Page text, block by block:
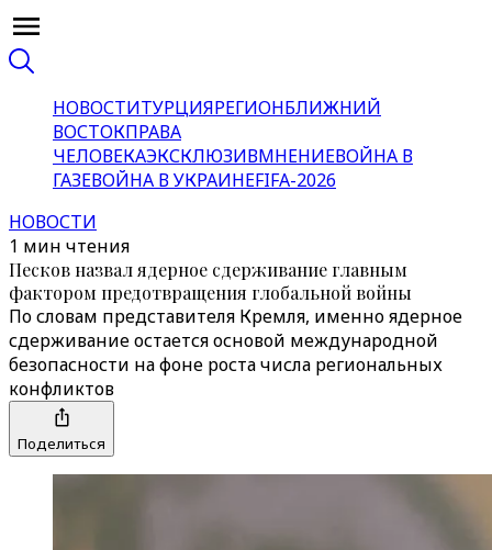
НОВОСТИТУРЦИЯРЕГИОНБЛИЖНИЙ
ВОСТОКПРАВА
ЧЕЛОВЕКАЭКСКЛЮЗИВМНЕНИЕВОЙНА В
ГАЗЕВОЙНА В УКРАИНЕFIFA-2026
НОВОСТИ
1 мин чтения
Песков назвал ядерное сдерживание главным
фактором предотвращения глобальной войны
По словам представителя Кремля, именно ядерное
сдерживание остается основой международной
безопасности на фоне роста числа региональных
конфликтов
Поделиться